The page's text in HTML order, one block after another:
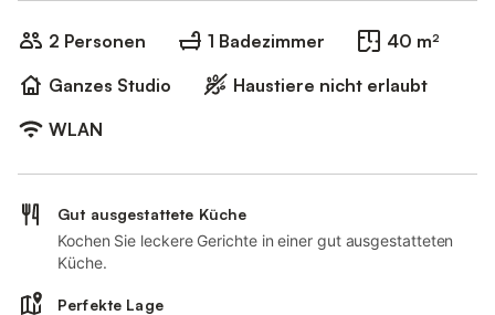
2 Personen 1 Badezimmer
40 m²
Ganzes Studio
Haustiere nicht erlaubt
WLAN
Gut ausgestattete Küche
Kochen Sie leckere Gerichte in einer gut ausgestatteten
Küche.
Perfekte Lage